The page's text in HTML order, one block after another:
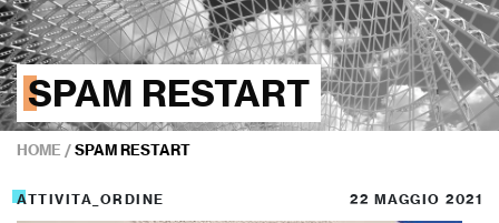
SPAM RESTART
HOME /SPAM RESTART
ATTIVITA_ORDINE 22 MAGGIO 2021